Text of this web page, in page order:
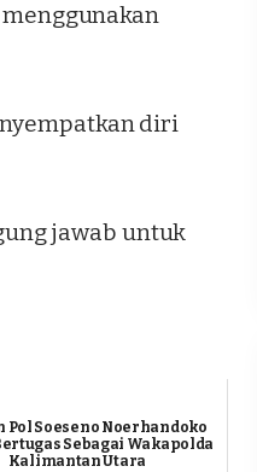
diri
jawab untuk
Pol Soeseno Noerhandoko
Sebagai Wakapolda
Kalimantan Utara